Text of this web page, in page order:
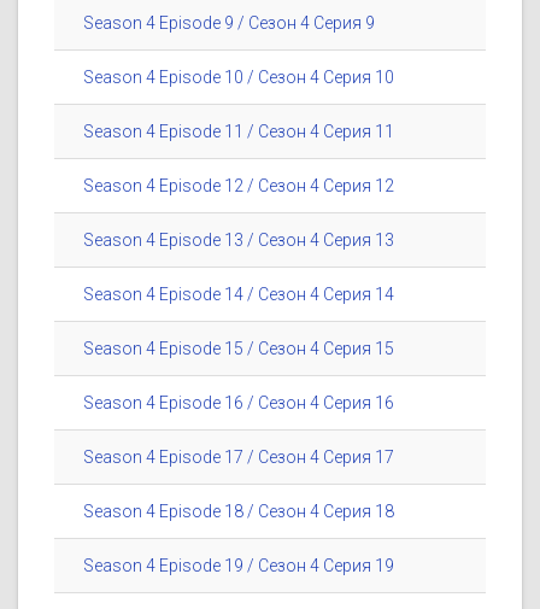
Season 4 Episode 9 / Сезон 4 Серия 9
Season 4 Episode 10 / Сезон 4 Серия 10
Season 4 Episode 11 / Сезон 4 Серия 11
Season 4 Episode 12 / Сезон 4 Серия 12
Season 4 Episode 13 / Сезон 4 Серия 13
Season 4 Episode 14 / Сезон 4 Серия 14
Season 4 Episode 15 / Сезон 4 Серия 15
Season 4 Episode 16 / Сезон 4 Серия 16
Season 4 Episode 17 / Сезон 4 Серия 17
Season 4 Episode 18 / Сезон 4 Серия 18
Season 4 Episode 19 / Сезон 4 Серия 19